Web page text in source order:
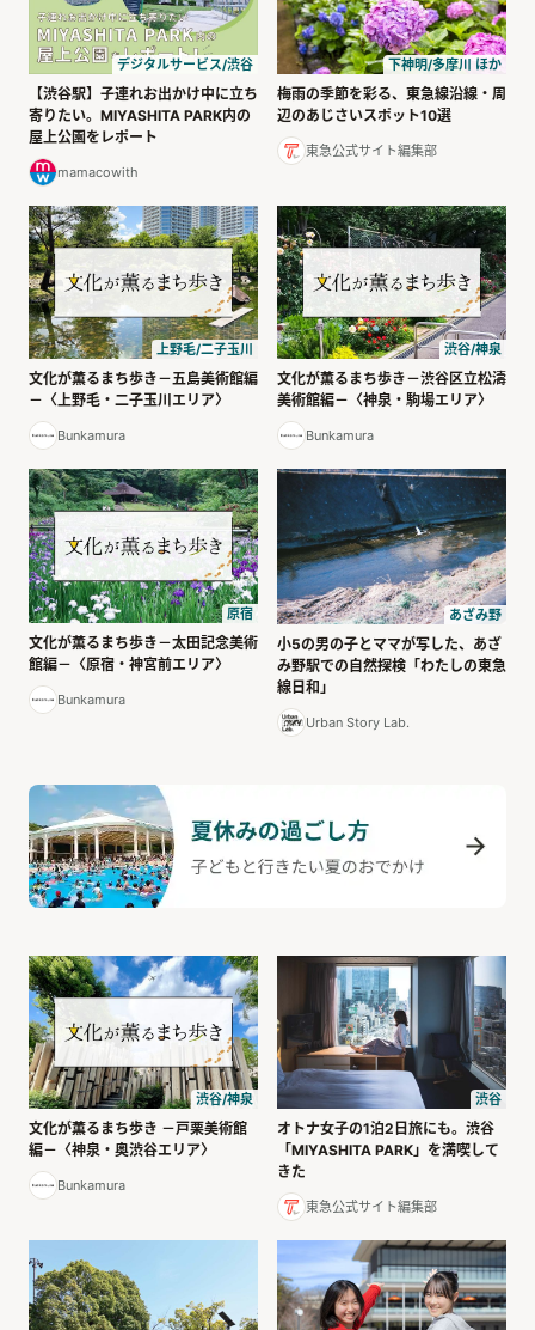
デジタルサービス/渋谷
【渋谷駅】子連れお出かけ中に立ち
寄りたい。MIYASHITA PARK内の
屋上公園をレポート
mamacowith
下神明/多摩川 ほか
梅雨の季節を彩る、東急線沿線・周
辺のあじさいスポット10選
東急公式サイト編集部
上野毛/二子玉川
文化が薫るまち歩き－五島美術館編
－〈上野毛・二子玉川エリア〉
Bunkamura
渋谷/神泉
文化が薫るまち歩き－渋谷区立松濤
美術館編－〈神泉・駒場エリア〉
Bunkamura
原宿
文化が薫るまち歩き－太田記念美術
館編－〈原宿・神宮前エリア〉
Bunkamura
あざみ野
小5の男の子とママが写した、あざ
み野駅での自然探検「わたしの東急
線日和」
Urban Story Lab.
渋谷/神泉
文化が薫るまち歩き －戸栗美術館
編－〈神泉・奥渋谷エリア〉
Bunkamura
渋谷
オトナ女子の1泊2日旅にも。渋谷
「MIYASHITA PARK」を満喫して
きた
東急公式サイト編集部